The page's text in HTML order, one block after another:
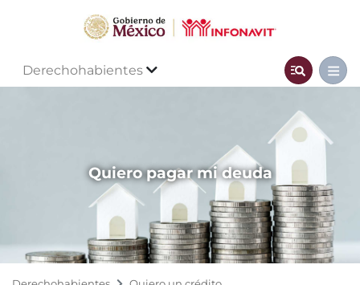
Derechohabientes
Quiero pagar mi deuda